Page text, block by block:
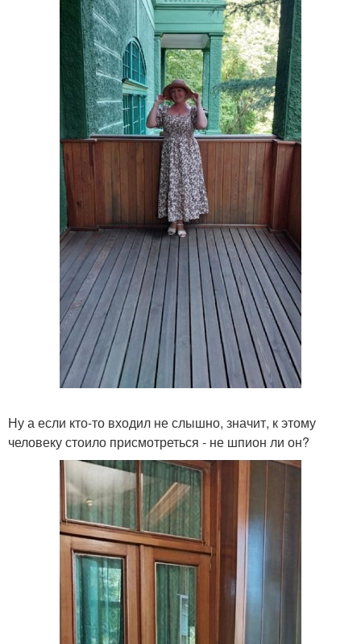
Ну а если кто-то входил не слышно, значит, к этому
человеку стоило присмотреться - не шпион ли он?